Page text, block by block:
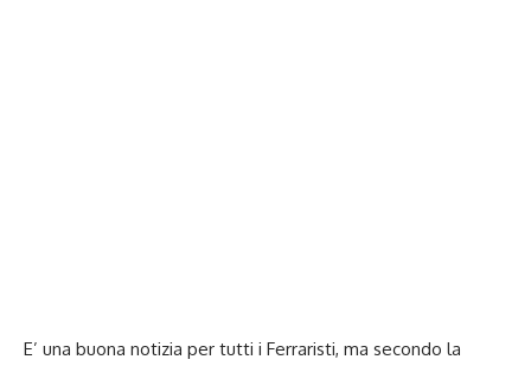
E’ una buona notizia per tutti i Ferraristi, ma secondo la